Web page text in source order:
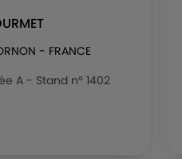
- FRANCE
A - Stand n° 1402